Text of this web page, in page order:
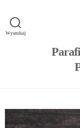
Wyszukaj